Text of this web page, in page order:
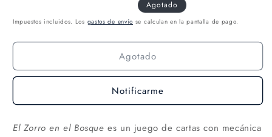
Agotado
Impuestos incluidos. Los gastos de envío se calculan en la pantalla de pago.
Agotado
Notificarme
El Zorro en el Bosque es un juego de cartas con mecánica